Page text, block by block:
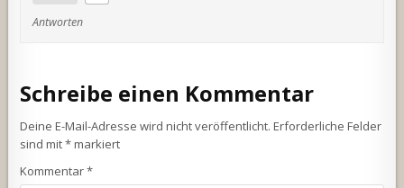
Antworten
Schreibe einen Kommentar
Deine E-Mail-Adresse wird nicht veröffentlicht. Erforderliche Felder
sind mit*markiert
Kommentar*